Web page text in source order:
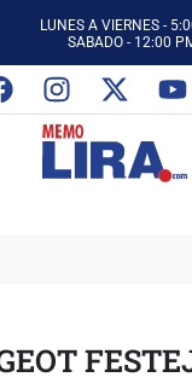
LUNES A VIERNES -
SABADO - 12:00
CON MEMO LIRA Y SU
LUNES A VIERNES -
SABADO - 12:00 PM